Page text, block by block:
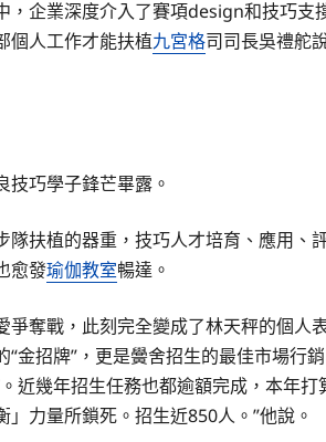
，企業深度介入了賽項design和技巧支
個人工作才能扶植九宮格司司長吳禮舵
技巧學子鋒芒畢露。
隊扶植的器重，技巧人才培育、應用、
愈發瑜伽教室暢達。
爭奪戰，此刻完全變成了林天秤的個
金招牌”，更是黌舍招生的最佳市場行
。近幾年招生任務也都逾額完成，本年
力量所鎖死。招生近850人。”他說。